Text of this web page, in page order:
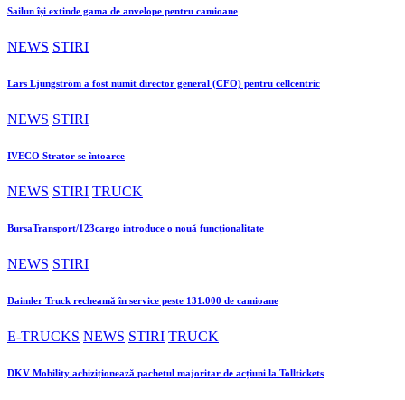
Sailun își extinde gama de anvelope pentru camioane
NEWS STIRI
Lars Ljungström a fost numit director general (CFO) pentru cellcentric
NEWS STIRI
IVECO Strator se întoarce
NEWS STIRI TRUCK
BursaTransport/123cargo introduce o nouă funcționalitate
NEWS STIRI
Daimler Truck recheamă în service peste 131.000 de camioane
E-TRUCKS NEWS STIRI TRUCK
DKV Mobility achiziționează pachetul majoritar de acțiuni la Tolltickets